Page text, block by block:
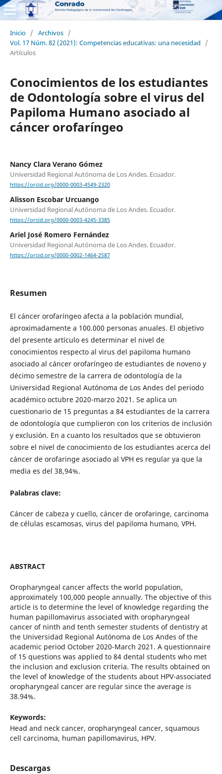
Inicio / Archivos /
Vol. 17 Núm. 82 (2021): Competencias educativas: una necesidad
/
Artículos
Conocimientos de los estudiantes
de Odontología sobre el virus del
Papiloma Humano asociado al
cáncer orofaríngeo
Nancy Clara Verano Gómez
Universidad Regional Autónoma de Los Andes. Ecuador.
https://orcid.org/0000-0003-4549-2320
Alisson Escobar Urcuango
Universidad Regional Autónoma de Los Andes. Ecuador.
https://orcid.org/0000-0003-4245-3385
Ariel José Romero Fernández
Universidad Regional Autónoma de Los Andes. Ecuador.
https://orcid.org/0000-0002-1464-2587
Resumen
El cáncer orofaríngeo afecta a la población mundial,
aproximadamente a 100.000 personas anuales. El objetivo
del presente artículo es determinar el nivel de
conocimientos respecto al virus del papiloma humano
asociado al cáncer orofaríngeo de estudiantes de noveno y
décimo semestre de la carrera de odontología de la
Universidad Regional Autónoma de Los Andes del periodo
académico octubre 2020-marzo 2021. Se aplica un
cuestionario de 15 preguntas a 84 estudiantes de la carrera
de odontología que cumplieron con los criterios de inclusión
y exclusión. En a cuanto los resultados que se obtuvieron
sobre el nivel de conocimiento de los estudiantes acerca del
cáncer de orofaringe asociado al VPH es regular ya que la
media es del 38,94%.
Palabras clave:
Cáncer de cabeza y cuello, cáncer de orofaringe, carcinoma
de células escamosas, virus del papiloma humano, VPH.
ABSTRACT
Oropharyngeal cancer affects the world population,
approximately 100,000 people annually. The objective of this
article is to determine the level of knowledge regarding the
human papillomavirus associated with oropharyngeal
cancer of ninth and tenth semester students of dentistry at
the Universidad Regional Autónoma de Los Andes of the
academic period October 2020-March 2021. A questionnaire
of 15 questions was applied to 84 dental students who met
the inclusion and exclusion criteria. The results obtained on
the level of knowledge of the students about HPV-associated
oropharyngeal cancer are regular since the average is
38.94%.
Keywords:
Head and neck cancer, oropharyngeal cancer, squamous
cell carcinoma, human papillomavirus, HPV.
Descargas